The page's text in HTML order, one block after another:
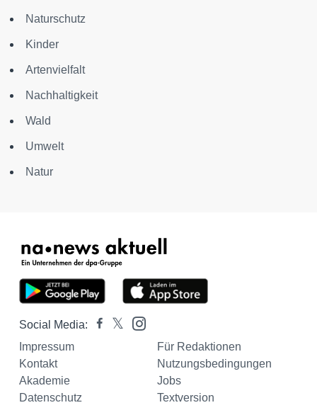
Naturschutz
Kinder
Artenvielfalt
Nachhaltigkeit
Wald
Umwelt
Natur
Social Media:
Impressum
Für Redaktionen
Kontakt
Nutzungsbedingungen
Akademie
Jobs
Datenschutz
Textversion